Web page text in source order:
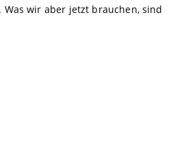
wir aber jetzt brauchen, sind